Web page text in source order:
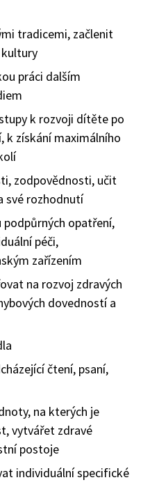
tradicemi, začlenit
práci dalším
k rozvoji dítěte po
k získání maximálního
zodpovědnosti, učit
své rozhodnutí
opatření,
péči,
zařízením
na rozvoj zdravých
dovedností a
čtení, psaní,
na kterých je
vytvářet zdravé
postoje
individuální specifické